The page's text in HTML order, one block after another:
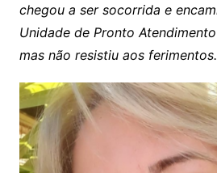
chegou a ser socorrida e
Unidade de Pronto
mas não resistiu aos ferimentos.